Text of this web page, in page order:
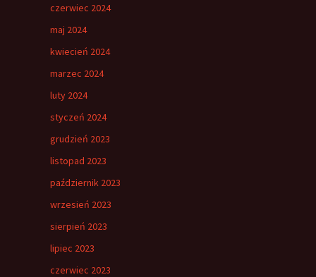
czerwiec 2024
maj 2024
kwiecień 2024
marzec 2024
luty 2024
styczeń 2024
grudzień 2023
listopad 2023
październik 2023
wrzesień 2023
sierpień 2023
lipiec 2023
czerwiec 2023